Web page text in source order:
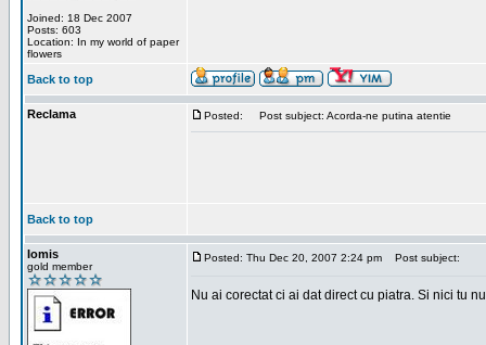
Joined: 18 Dec 2007
Posts: 603
Location: In my world of paper
flowers
Back to top
Reclama Posted: Post subject: Acorda-ne putina atentie
Back to top
Iomis
gold member
Posted: Thu Dec 20, 2007 2:24 pm Post subject:
Nu ai corectat ci ai dat direct cu piatra. Si nici tu